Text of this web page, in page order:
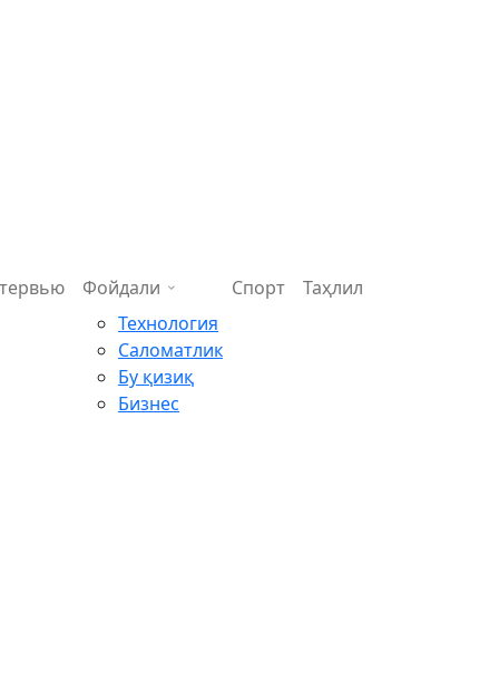
Фойдали
Технология
Саломатлик
Бу қизиқ
Бизнес
Спорт Таҳлил